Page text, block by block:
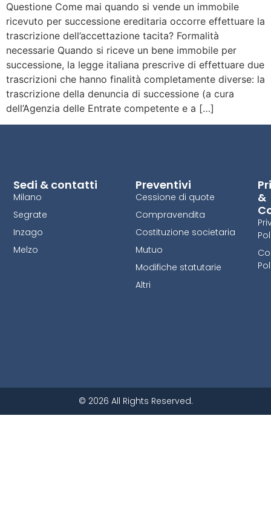
Questione Come mai quando si vende un immobile
ricevuto per successione ereditaria occorre effettuare la
trascrizione dell’accettazione tacita? Formalità
necessarie Quando si riceve un bene immobile per
successione, la legge italiana prescrive di effettuare due
trascrizioni che hanno finalità completamente diverse: la
trascrizione della denuncia di successione (a cura
dell’Agenzia delle Entrate competente e a […]
&
Preventivi
Cessione di quote
Compravendita
Costituzione societaria
Mutuo
Modifiche statutarie
Altri
Sedi & contatti
Milano
Segrate
Inzago
Melzo
© 2026 All Rights Reserved.